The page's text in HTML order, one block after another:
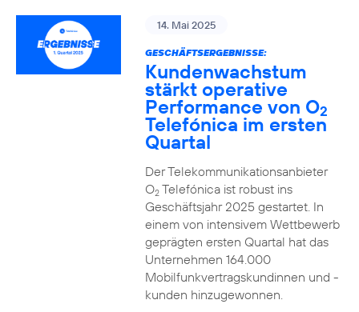
14. Mai 2025
GESCHÄFTSERGEBNISSE:
Kundenwachstum
stärkt operative
Performance von O2
Telefónica im ersten
Quartal
Der Telekommunikationsanbieter
O2Telefónica ist robust ins
Geschäftsjahr 2025 gestartet. In
einem von intensivem Wettbewerb
geprägten ersten Quartal hat das
Unternehmen 164.000
Mobilfunkvertragskundinnen und -
kunden hinzugewonnen.